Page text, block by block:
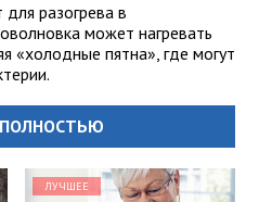
разогрева в
может нагревать
«холодные пятна», где могут
ЛУЧШЕЕ